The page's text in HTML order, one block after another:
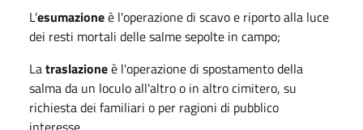
L'esumazioneè l'operazione di scavo e riporto alla luce
dei resti mortali delle salme sepolte in campo;
Latraslazioneè l'operazione di spostamento della
salma da un loculo all'altro o in altro cimitero, su
richiesta dei familiari o per ragioni di pubblico